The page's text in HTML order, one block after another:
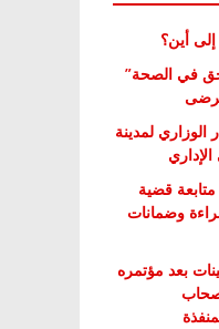
أين؟
في الصحة”
الوزاري لمدينة
قضية
وضمانات
بعد مؤتمره